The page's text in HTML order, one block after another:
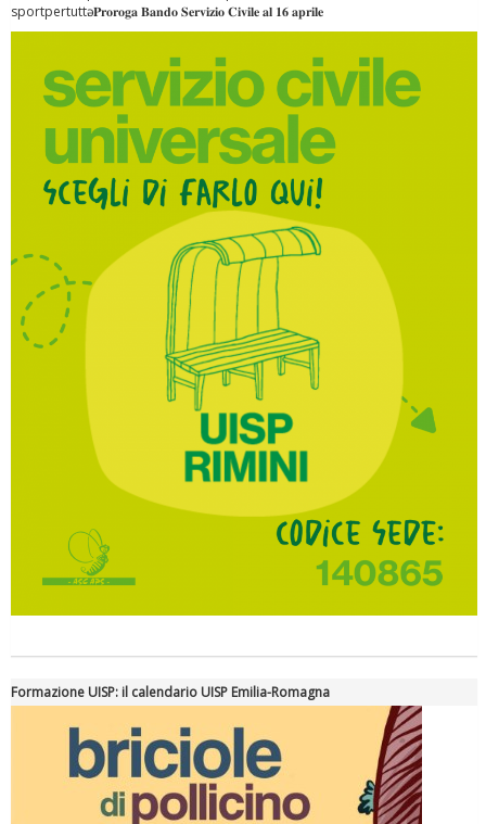
sportpertuttә. 𝐏𝐫𝐨𝐫𝐨𝐠𝐚 𝐁𝐚𝐧𝐝𝐨 𝐒𝐞𝐫𝐯𝐢𝐳𝐢𝐨 𝐂𝐢𝐯𝐢𝐥𝐞 𝐚𝐥 𝟏𝟔 𝐚𝐩𝐫𝐢𝐥𝐞
Formazione UISP: il calendario UISP Emilia-Romagna